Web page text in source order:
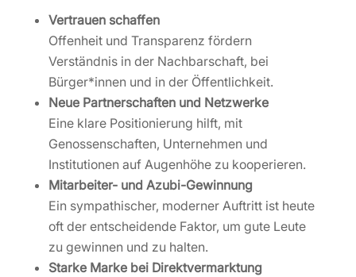
Vertrauen schaffen
Offenheit und Transparenz fördern
Verständnis in der Nachbarschaft, bei
Bürger*innen und in der Öffentlichkeit.
Neue Partnerschaften und Netzwerke
Eine klare Positionierung hilft, mit
Genossenschaften, Unternehmen und
Institutionen auf Augenhöhe zu kooperieren.
Mitarbeiter- und Azubi-Gewinnung
Ein sympathischer, moderner Auftritt ist heute
oft der entscheidende Faktor, um gute Leute
zu gewinnen und zu halten.
Starke Marke bei Direktvermarktung